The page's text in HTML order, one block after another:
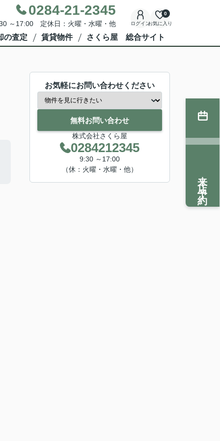
0284-21-2345
～17:00 定休日：火曜・水曜・他 ログインお気に入り
0
の査定 賃貸物件 さくら屋 総合サイト
お気軽にお問い合わせください
無料お問い合わせ
株式会社さくら屋
0284212345
9:30 ～17:00
（休：火曜・水曜・他）
来店予約